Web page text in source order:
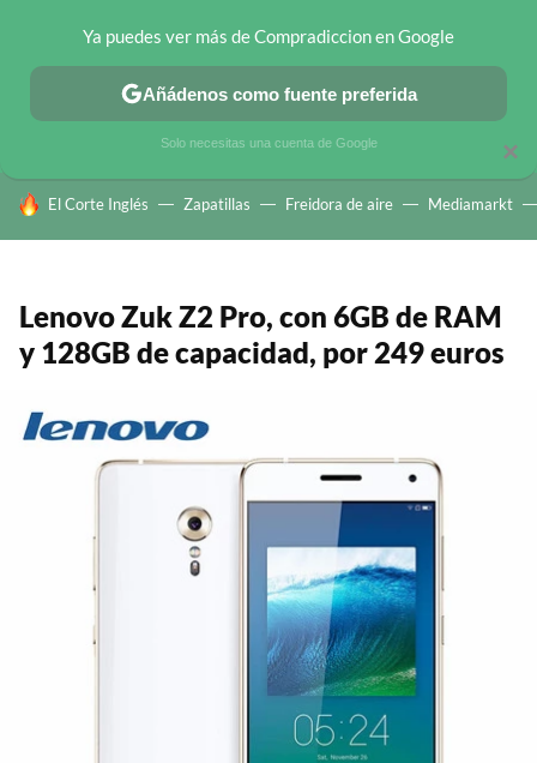
CHOLLOS TELEGRAM OFERTAS EN MÓVILES OFERTAS EN
HOY SE HABLA DE
El Corte Inglés Zapatillas Freidora de aire Mediamarkt
Lenovo Zuk Z2 Pro, con 6GB de RAM
y 128GB de capacidad, por 249 euros
×
Ya puedes ver más de Compradiccion en Google
Añádenos como fuente preferida
Solo necesitas una cuenta de Google